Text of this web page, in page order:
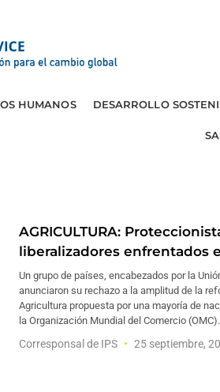
HUMANOS DESARROLLO
AGRICULTURA:
liberalizadores enfrentados
Un grupo de países, encabezados por la
anunciaron su rechazo a la amplitud de la
Agricultura propuesta por una mayoría de
la Organización Mundial del Comercio (OMC).
Corresponsal de IPS 25 septiembre,